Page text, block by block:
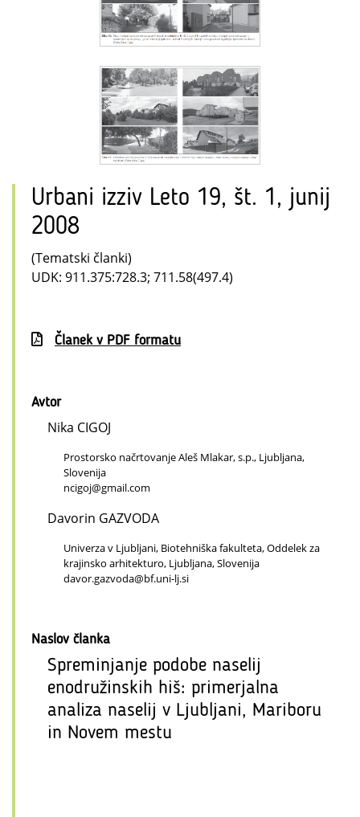
Urbani izziv Leto 19, št. 1, junij
2008
(Tematski članki)
UDK: 911.375:728.3; 711.58(497.4)
Članek v PDF formatu
Avtor
Nika CIGOJ
Prostorsko načrtovanje Aleš Mlakar, s.p., Ljubljana,
Slovenija
ncigoj@gmail.com
Davorin GAZVODA
Univerza v Ljubljani, Biotehniška fakulteta, Oddelek za
krajinsko arhitekturo, Ljubljana, Slovenija
davor.gazvoda@bf.uni-lj.si
Naslov članka
Spreminjanje podobe naselij
enodružinskih hiš: primerjalna
analiza naselij v Ljubljani, Mariboru
in Novem mestu